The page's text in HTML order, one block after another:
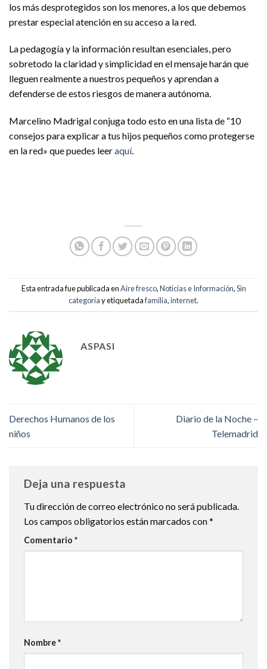
los más desprotegidos son los menores, a los que debemos
prestar especial atención en su acceso a la red.
La pedagogía y la información resultan esenciales, pero
sobretodo la claridad y simplicidad en el mensaje harán que
lleguen realmente a nuestros pequeños y aprendan a
defenderse de estos riesgos de manera autónoma.
Marcelino Madrigal conjuga todo esto en una lista de “10
consejos para explicar a tus hijos pequeños como protegerse
en la red» que puedes leeraquí.
Esta entrada fue publicada enAire fresco,Noticias e Información,Sin
categoríay etiquetadafamilia,internet.
ASPASI
Derechos Humanos de los
niños
Diario de la Noche –
Telemadrid
Deja una respuesta
Tu dirección de correo electrónico no será publicada.
Los campos obligatorios están marcados con*
Comentario *
Nombre*